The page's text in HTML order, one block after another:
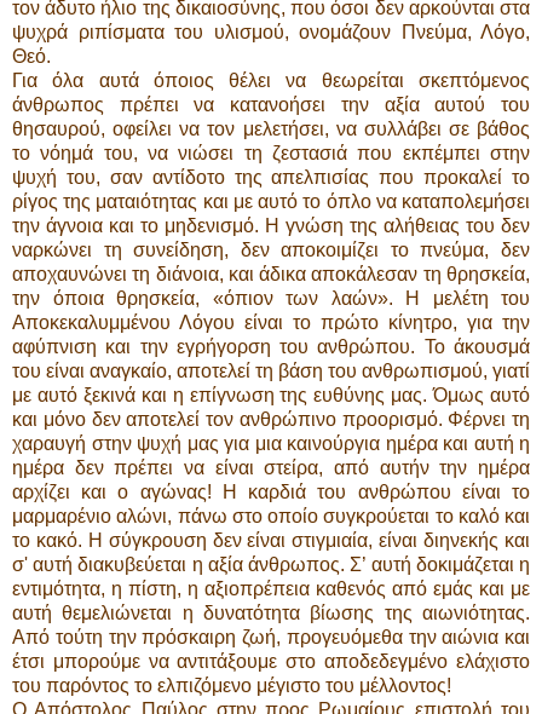
τον άδυτο ήλιο της δικαιοσύνης, που όσοι δεν αρκούνται στα
ψυχρά ριπίσματα του υλισμού, ονομάζουν Πνεύμα, Λόγο,
Θεό.
Για όλα αυτά όποιος θέλει να θεωρείται σκεπτόμενος
άνθρωπος πρέπει να κατανοήσει την αξία αυτού του
θησαυρού, οφείλει να τον μελετήσει, να συλλάβει σε βάθος
το νόημά του, να νιώσει τη ζεστασιά που εκπέμπει στην
ψυχή του, σαν αντίδοτο της απελπισίας που προκαλεί το
ρίγος της ματαιότητας και με αυτό το όπλο να καταπολεμήσει
την άγνοια και το μηδενισμό. Η γνώση της αλήθειας του δεν
ναρκώνει τη συνείδηση, δεν αποκοιμίζει το πνεύμα, δεν
αποχαυνώνει τη διάνοια, και άδικα αποκάλεσαν τη θρησκεία,
την όποια θρησκεία, «όπιον των λαών». Η μελέτη του
Αποκεκαλυμμένου Λόγου είναι το πρώτο κίνητρο, για την
αφύπνιση και την εγρήγορση του ανθρώπου. Το άκουσμά
του είναι αναγκαίο, αποτελεί τη βάση του ανθρωπισμού, γιατί
με αυτό ξεκινά και η επίγνωση της ευθύνης μας. Όμως αυτό
και μόνο δεν αποτελεί τον ανθρώπινο προορισμό. Φέρνει τη
χαραυγή στην ψυχή μας για μια καινούργια ημέρα και αυτή η
ημέρα δεν πρέπει να είναι στείρα, από αυτήν την ημέρα
αρχίζει και ο αγώνας! Η καρδιά του ανθρώπου είναι το
μαρμαρένιο αλώνι, πάνω στο οποίο συγκρούεται το καλό και
το κακό. Η σύγκρουση δεν είναι στιγμιαία, είναι διηνεκής και
σ' αυτή διακυβεύεται η αξία άνθρωπος. Σ’ αυτή δοκιμάζεται η
εντιμότητα, η πίστη, η αξιοπρέπεια καθενός από εμάς και με
αυτή θεμελιώνεται η δυνατότητα βίωσης της αιωνιότητας.
Από τούτη την πρόσκαιρη ζωή, προγευόμεθα την αιώνια και
έτσι μπορούμε να αντιτάξουμε στο αποδεδεγμένο ελάχιστο
του παρόντος το ελπιζόμενο μέγιστο του μέλλοντος!
Ο Απόστολος Παύλος στην προς Ρωμαίους επιστολή του